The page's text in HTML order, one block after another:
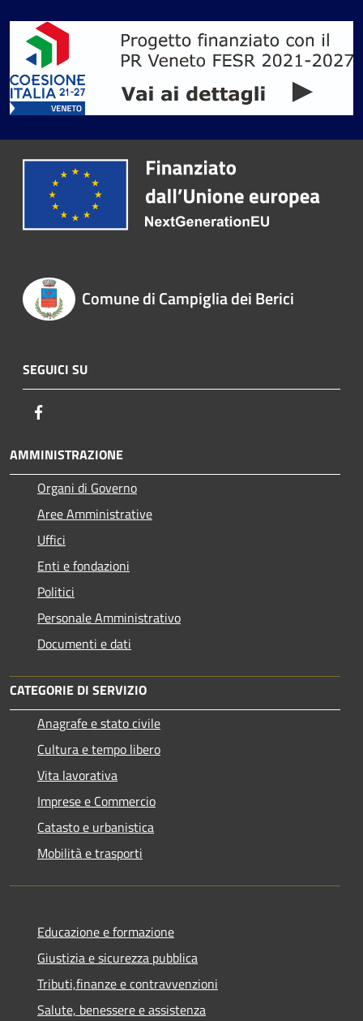
Comune di Campiglia dei Berici
SEGUICI SU
AMMINISTRAZIONE
Organi di Governo
Aree Amministrative
Uffici
Enti e fondazioni
Politici
Personale Amministrativo
Documenti e dati
CATEGORIE DI SERVIZIO
Anagrafe e stato civile
Cultura e tempo libero
Vita lavorativa
Imprese e Commercio
Catasto e urbanistica
Mobilità e trasporti
Educazione e formazione
Giustizia e sicurezza pubblica
Tributi,finanze e contravvenzioni
Salute, benessere e assistenza